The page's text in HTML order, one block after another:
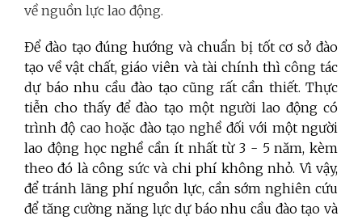
về nguồn lực lao động.
Để đào tạo đúng hướng và chuẩn bị tốt cơ sở đào
tạo về vật chất, giáo viên và tài chính thì công tác
dự báo nhu cầu đào tạo cũng rất cần thiết. Thực
tiễn cho thấy để đào tạo một người lao động có
trình độ cao hoặc đào tạo nghề đối với một người
lao động học nghề cần ít nhất từ 3 - 5 năm, kèm
theo đó là công sức và chi phí không nhỏ. Vì vậy,
để tránh lãng phí nguồn lực, cần sớm nghiên cứu
để tăng cường năng lực dự báo nhu cầu đào tạo và